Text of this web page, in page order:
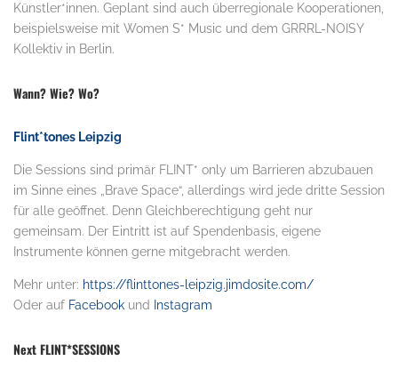
Künstler*innen. Geplant sind auch überregionale Kooperationen,
beispielsweise mit Women S* Music und dem GRRRL-NOISY
Kollektiv in Berlin.
Wann? Wie? Wo?
Flint*tones Leipzig
Die Sessions sind primär FLINT* only um Barrieren abzubauen
im Sinne eines „Brave Space“, allerdings wird jede dritte Session
für alle geöffnet. Denn Gleichberechtigung geht nur
gemeinsam. Der Eintritt ist auf Spendenbasis, eigene
Instrumente können gerne mitgebracht werden.
Mehr unter: https://flinttones-leipzig.jimdosite.com/
Oder auf Facebook und Instagram
Next FLINT*SESSIONS